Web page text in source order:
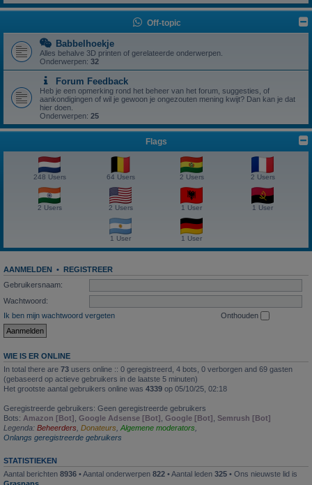
Off-topic
Babbelhoekje
Alles behalve 3D printen of gerelateerde onderwerpen.
Onderwerpen: 32
Forum Feedback
Heb je een opmerking rond het beheer van het forum, suggesties, of
aankondigingen of wil je gewoon je ongezouten mening kwijt? Dan kan je dat
hier doen.
Onderwerpen: 25
Flags
248 Users 64 Users 2 Users 2 Users
2 Users 2 Users 1 User 1 User
1 User 1 User
AANMELDEN • REGISTREER
Gebruikersnaam:
Wachtwoord:
Ik ben mijn wachtwoord vergeten
Onthouden
WIE IS ER ONLINE
In total there are 73 users online :: 0 geregistreerd, 4 bots, 0 verborgen and 69 gasten
(gebaseerd op actieve gebruikers in de laatste 5 minuten)
Het grootste aantal gebruikers online was 4339 op 05/10/25, 02:18
Geregistreerde gebruikers: Geen geregistreerde gebruikers
Bots: Amazon [Bot] , Google Adsense [Bot] , Google [Bot] , Semrush [Bot]
Legenda: Beheerders, Donateurs,Algemene moderators,
Onlangs geregistreerde gebruikers
STATISTIEKEN
Aantal berichten 8936 • Aantal onderwerpen 822 • Aantal leden 325 • Ons nieuwste lid is